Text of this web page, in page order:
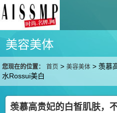
美容美体
您现在的位置： 首页 >美容美体 >羡慕
水Rossui美白
羡慕高贵妃的白皙肌肤，